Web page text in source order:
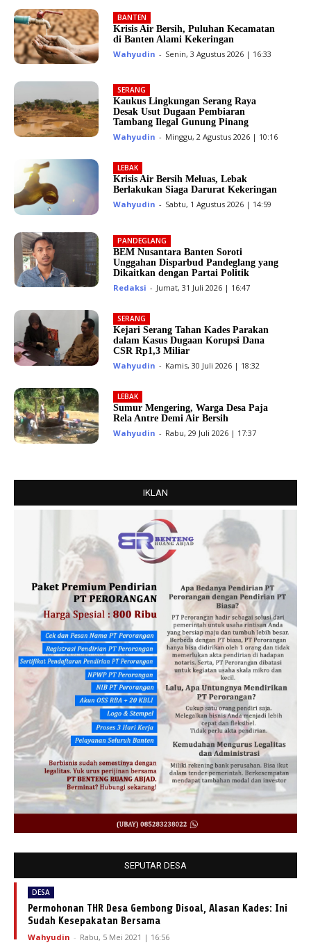
BANTEN
Krisis Air Bersih, Puluhan Kecamatan
di Banten Alami Kekeringan
Wahyudin - Senin, 3 Agustus 2026 | 16:33
SERANG
Kaukus Lingkungan Serang Raya
Desak Usut Dugaan Pembiaran
Tambang Ilegal Gunung Pinang
Wahyudin - Minggu, 2 Agustus 2026 | 10:16
LEBAK
Krisis Air Bersih Meluas, Lebak
Berlakukan Siaga Darurat Kekeringan
Wahyudin - Sabtu, 1 Agustus 2026 | 14:59
PANDEGLANG
BEM Nusantara Banten Soroti
Unggahan Disparbud Pandeglang yang
Dikaitkan dengan Partai Politik
Redaksi - Jumat, 31 Juli 2026 | 16:47
SERANG
Kejari Serang Tahan Kades Parakan
dalam Kasus Dugaan Korupsi Dana
CSR Rp1,3 Miliar
Wahyudin - Kamis, 30 Juli 2026 | 18:32
LEBAK
Sumur Mengering, Warga Desa Paja
Rela Antre Demi Air Bersih
Wahyudin - Rabu, 29 Juli 2026 | 17:37
IKLAN
SEPUTAR DESA
DESA
Permohonan THR Desa Gembong Disoal, Alasan Kades: Ini
Sudah Kesepakatan Bersama
Wahyudin - Rabu, 5 Mei 2021 | 16:56